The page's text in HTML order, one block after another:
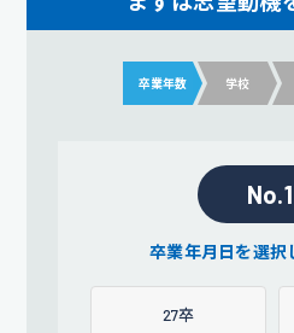
卒業年数 学校
No.1
卒業年月日を選択
27卒